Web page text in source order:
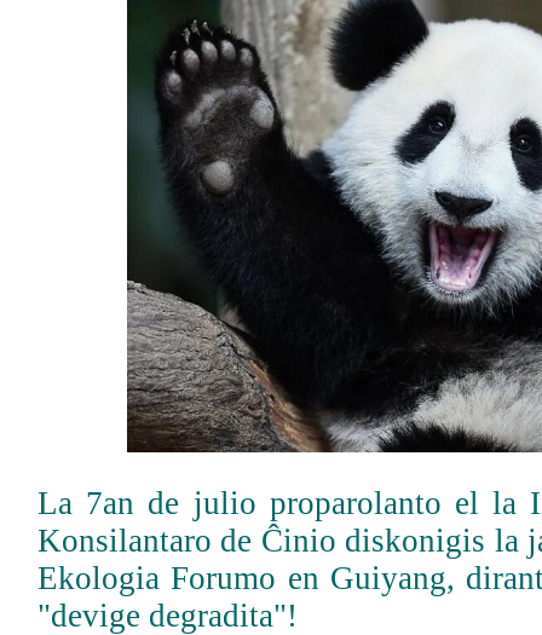
La 7an de julio proparolanto el la
Konsilantaro de Ĉinio diskonigis la
Ekologia Forumo en Guiyang,
"devige degradita"!